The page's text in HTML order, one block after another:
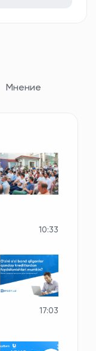
Мнение
10:33
17:03